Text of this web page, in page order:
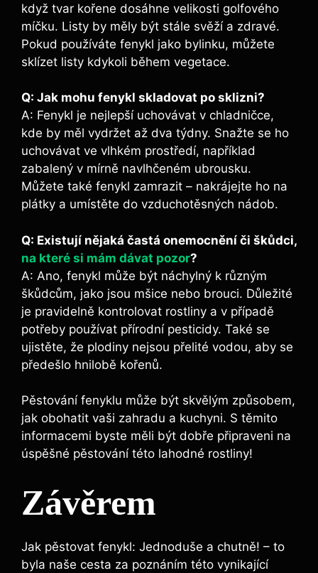
když tvar kořene dosáhne velikosti golfového
míčku. Listy by měly být stále svěží a zdravé.
Pokud používáte fenykl jako bylinku, můžete
sklízet listy kdykoli během vegetace.
Q: Jak mohu fenykl skladovat po sklizni?
A: Fenykl je nejlepší uchovávat v chladničce,
kde by měl vydržet až dva týdny. Snažte se ho
uchovávat ve vlhkém prostředí, například
zabalený v mírně navlhčeném ubrousku.
Můžete také fenykl zamrazit – nakrájejte ho na
plátky a umístěte do vzduchotěsných nádob.
Q: Existují nějaká častá onemocnění či škůdci,
na které si mám dávat pozor?
A: Ano, fenykl může být náchylný k různým
škůdcům, jako jsou mšice nebo brouci. Důležité
je pravidelně kontrolovat rostliny a v případě
potřeby používat přírodní pesticidy. Také se
ujistěte, že plodiny nejsou přelité vodou, aby se
předešlo hnilobě kořenů.
Pěstování fenyklu může být skvělým způsobem,
jak obohatit vaši zahradu a kuchyni. S těmito
informacemi byste měli být dobře připraveni na
úspěšné pěstování této lahodné rostliny!
Závěrem
Jak pěstovat fenykl: Jednoduše a chutně! – to
byla naše cesta za poznáním této vynikající